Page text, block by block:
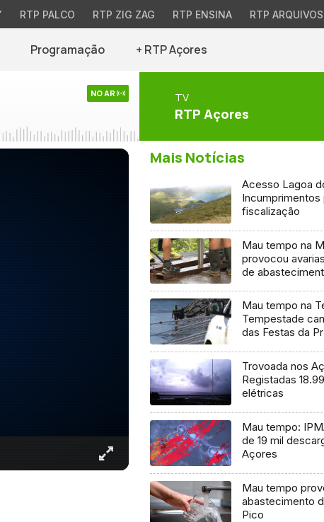
RTP PALCO RTP ZIG ZAG RTP ENSINA RTP ARQUIVOS
Programação + RTP Açores
NO AR TV
RTP Açores
Mais Notícias
Acesso Lagoa
fiscalização
Mau tempo na
provocou
de
Mau tempo na
Tempestade
das Festas da
Trovoada nos
Registadas
elétricas
Mau tempo:
de 19 mil
Açores
Mau tempo
abastecimento
Pico